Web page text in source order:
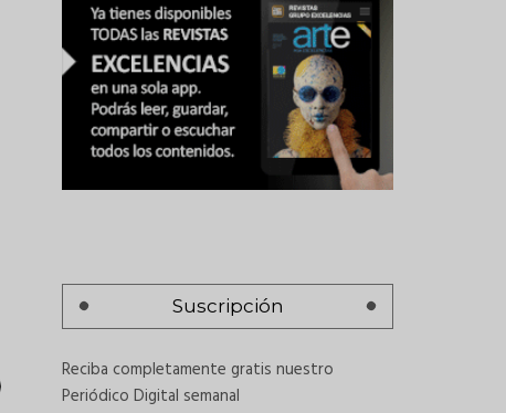
Suscripción
Reciba completamente gratis nuestro
Periódico Digital semanal